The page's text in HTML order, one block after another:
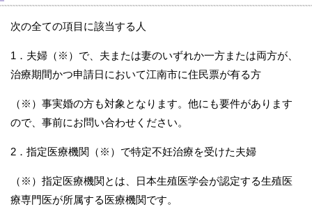
次の全ての項目に該当する人
1．夫婦（※）で、夫または妻のいずれか一方または両方が、
治療期間かつ申請日において江南市に住民票が有る方
（※）事実婚の方も対象となります。他にも要件があります
ので、事前にお問い合わせください。
2．指定医療機関（※）で特定不妊治療を受けた夫婦
（※）指定医療機関とは、日本生殖医学会が認定する生殖医
療専門医が所属する医療機関です。